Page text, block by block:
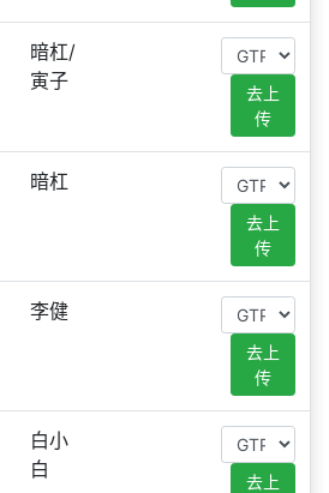
暗杠/
寅子
去上
传
暗杠
去上
传
李健
去上
传
白小
白
去上